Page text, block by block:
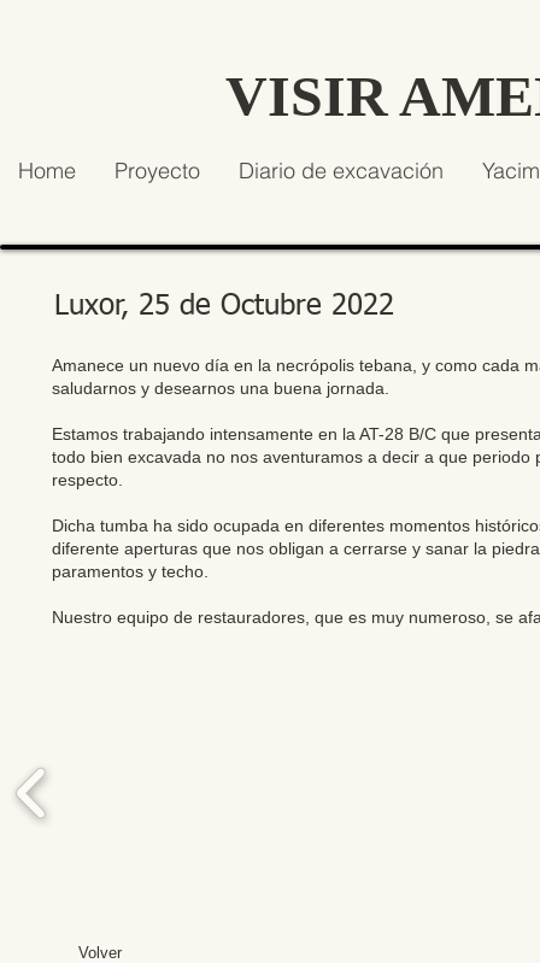
VISIR
Home Proyecto Diario de excavación
Luxor, 25 de Octubre 2022
Amanece un nuevo día en la necrópolis tebana, y como cada
saludarnos y desearnos una buena jornada.
Estamos trabajando intensamente en la AT-28 B/C que
todo bien excavada no nos aventuramos a decir a que
respecto.
Dicha tumba ha sido ocupada en diferentes momentos
diferente aperturas que nos obligan a cerrarse y sanar la
paramentos y techo.
Nuestro equipo de restauradores, que es muy numeroso, se
Volver